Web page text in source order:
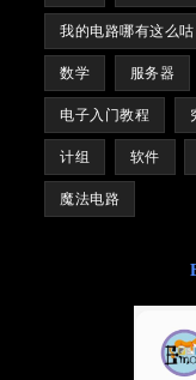
我的电路哪有这么咕
数学 服务器
电子入门教程
计组 软件
魔法电路